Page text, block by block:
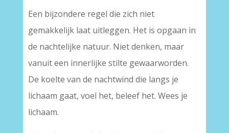
Een bijzondere regel die zich niet
gemakkelijk laat uitleggen. Het is opgaan in
de nachtelijke natuur. Niet denken, maar
vanuit een innerlijke stilte gewaarworden.
De koelte van de nachtwind die langs je
lichaam gaat, voel het, beleef het. Wees je
lichaam.